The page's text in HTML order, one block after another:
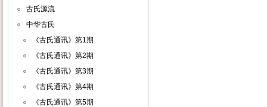
古氏源流
中华古氏
《古氏通讯》第1期
《古氏通讯》第2期
《古氏通讯》第3期
《古氏通讯》第4期
《古氏通讯》第5期